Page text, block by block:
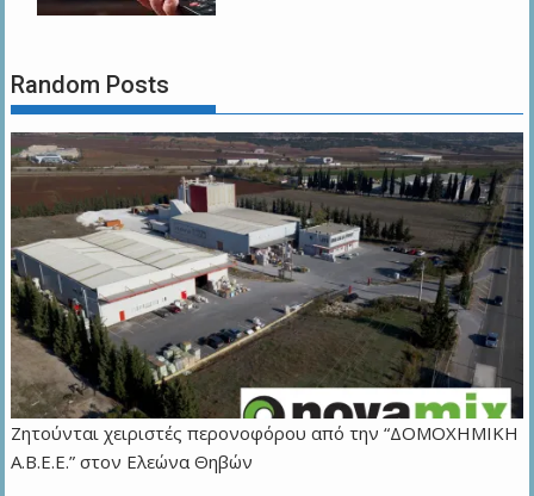
Random Posts
Ζητούνται χειριστές περονοφόρου από την “ΔΟΜΟΧΗΜΙΚΗ
Α.Β.Ε.Ε.” στον Ελεώνα Θηβών